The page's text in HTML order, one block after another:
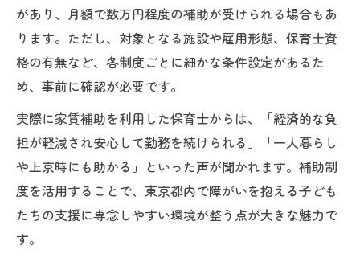
があり、月額で数万円程度の補助が受けられる場合もあ
ります。ただし、対象となる施設や雇用形態、保育士資
格の有無など、各制度ごとに細かな条件設定があるた
め、事前に確認が必要です。
実際に家賃補助を利用した保育士からは、「経済的な負
担が軽減され安心して勤務を続けられる」「一人暮らし
や上京時にも助かる」といった声が聞かれます。補助制
度を活用することで、東京都内で障がいを抱える子ども
たちの支援に専念しやすい環境が整う点が大きな魅力で
す。